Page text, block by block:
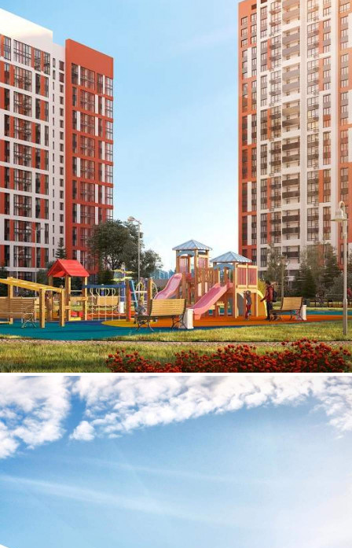
Продажа
108835 - Г. ОБНИНСК,
ЛЕНИНА ПРОСПЕКТ, Д.219
Калужская обл
252 (+3)